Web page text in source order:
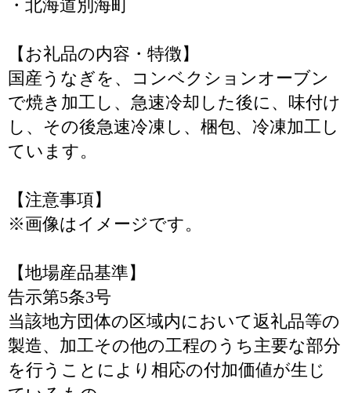
・北海道別海町
【お礼品の内容・特徴】
国産うなぎを、コンベクションオーブン
で焼き加工し、急速冷却した後に、味付け
し、その後急速冷凍し、梱包、冷凍加工し
ています。
【注意事項】
※画像はイメージです。
【地場産品基準】
告示第5条3号
当該地方団体の区域内において返礼品等の
製造、加工その他の工程のうち主要な部分
を行うことにより相応の付加価値が生じ